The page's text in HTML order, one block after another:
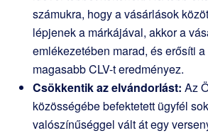
számukra, hogy a vásárlások
lépjenek a márkájával, akkor a
emlékezetében marad, és erősíti
magasabb CLV-t eredményez.
Csökkentik az elvándorlást: Az
közösségébe befektetett ügyfél
valószínűséggel vált át egy